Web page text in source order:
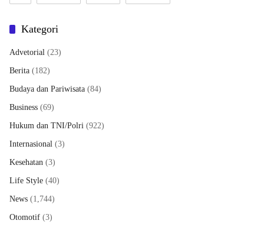
Kategori
Advetorial (23)
Berita (182)
Budaya dan Pariwisata (84)
Business (69)
Hukum dan TNI/Polri (922)
Internasional (3)
Kesehatan (3)
Life Style (40)
News (1,744)
Otomotif (3)